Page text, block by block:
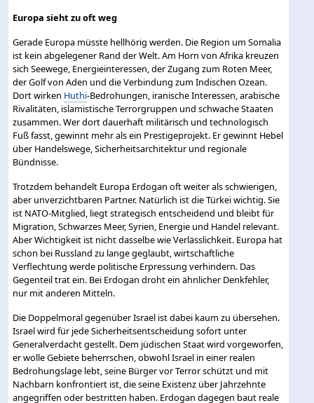
Europa sieht zu oft weg
Gerade Europa müsste hellhörig werden. Die Region um Somalia
ist kein abgelegener Rand der Welt. Am Horn von Afrika kreuzen
sich Seewege, Energieinteressen, der Zugang zum Roten Meer,
der Golf von Aden und die Verbindung zum Indischen Ozean.
Dort wirken Huthi-Bedrohungen, iranische Interessen, arabische
Rivalitäten, islamistische Terrorgruppen und schwache Staaten
zusammen. Wer dort dauerhaft militärisch und technologisch
Fuß fasst, gewinnt mehr als ein Prestigeprojekt. Er gewinnt Hebel
über Handelswege, Sicherheitsarchitektur und regionale
Bündnisse.
Trotzdem behandelt Europa Erdogan oft weiter als schwierigen,
aber unverzichtbaren Partner. Natürlich ist die Türkei wichtig. Sie
ist NATO-Mitglied, liegt strategisch entscheidend und bleibt für
Migration, Schwarzes Meer, Syrien, Energie und Handel relevant.
Aber Wichtigkeit ist nicht dasselbe wie Verlässlichkeit. Europa hat
schon bei Russland zu lange geglaubt, wirtschaftliche
Verflechtung werde politische Erpressung verhindern. Das
Gegenteil trat ein. Bei Erdogan droht ein ähnlicher Denkfehler,
nur mit anderen Mitteln.
Die Doppelmoral gegenüber Israel ist dabei kaum zu übersehen.
Israel wird für jede Sicherheitsentscheidung sofort unter
Generalverdacht gestellt. Dem jüdischen Staat wird vorgeworfen,
er wolle Gebiete beherrschen, obwohl Israel in einer realen
Bedrohungslage lebt, seine Bürger vor Terror schützt und mit
Nachbarn konfrontiert ist, die seine Existenz über Jahrzehnte
angegriffen oder bestritten haben. Erdogan dagegen baut reale